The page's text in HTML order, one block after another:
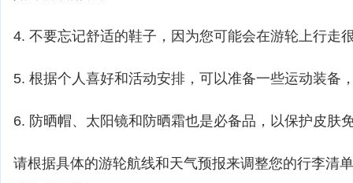
4. 不要忘记舒适的鞋子，因为您可能会在游轮上行走
5. 根据个人喜好和活动安排，可以准备一些运动装备
6. 防晒帽、太阳镜和防晒霜也是必备品，以保护皮肤
请根据具体的游轮航线和天气预报来调整您的行李清